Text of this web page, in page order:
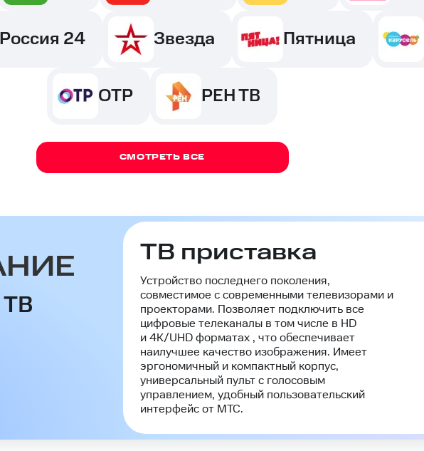
Россия 24 Звезда Пятница
ОТР РЕН ТВ
СМОТРЕТЬ ВСЕ
ТВ приставка
Устройство последнего поколения,
совместимое с современными телевизорами и
проекторами. Позволяет подключить все
цифровые телеканалы в том числе в HD
и 4K/UHD форматах , что обеспечивает
наилучшее качество изображения. Имеет
эргономичный и компактный корпус,
универсальный пульт с голосовым
управлением, удобный пользовательский
интерфейс от МТС.